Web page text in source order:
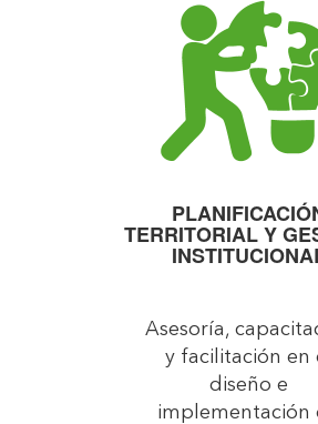
TERRITORIAL Y
Asesoría,
y facilitación en
diseño e
implementación